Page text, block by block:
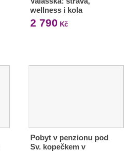
wellness i kola
2 790 Kč
Pobyt v penzionu pod
Sv. kopečkem v